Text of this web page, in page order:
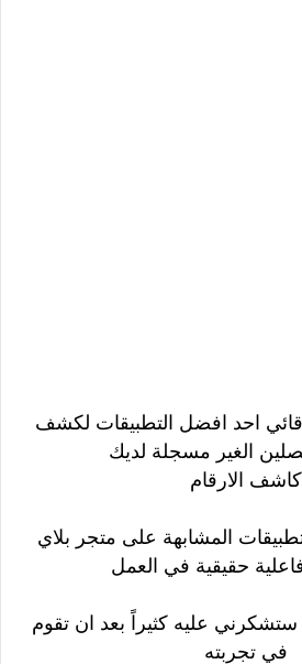
احد افضل التطبيقات لكشف
الغير مسجلة لديك
كاشف الارقام
المشابهة على متجر بلاي
حقيقية في العمل
عليه كثيراً بعد ان تقوم
في تجربته